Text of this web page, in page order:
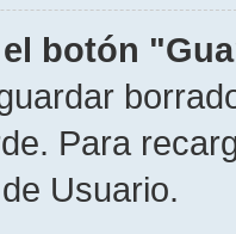
botón
Para
Usuario.